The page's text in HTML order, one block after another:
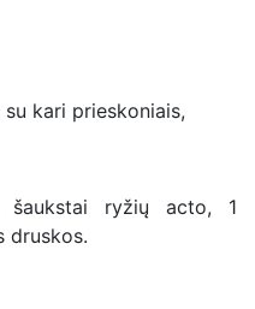
kari prieskoniais,
ryžių acto, 1
druskos.